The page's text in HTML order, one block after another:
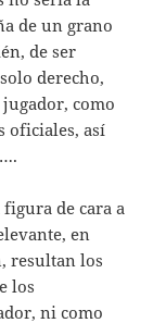
de un grano
de ser
derecho,
como
oficiales, así
de cara a
en
resultan los
los
ni como